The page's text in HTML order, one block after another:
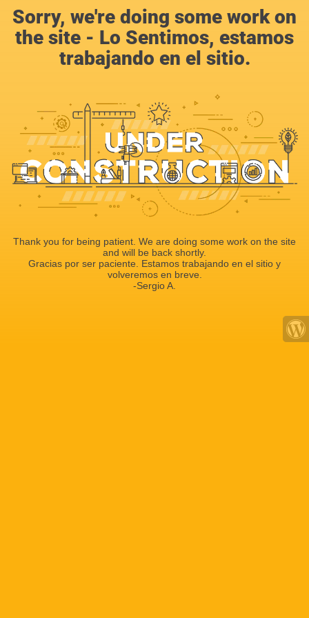
Sorry, we're doing some work on
the site - Lo Sentimos, estamos
trabajando en el sitio.
Thank you for being patient. We are doing some work on the site
and will be back shortly.
Gracias por ser paciente. Estamos trabajando en el sitio y
volveremos en breve.
-Sergio A.